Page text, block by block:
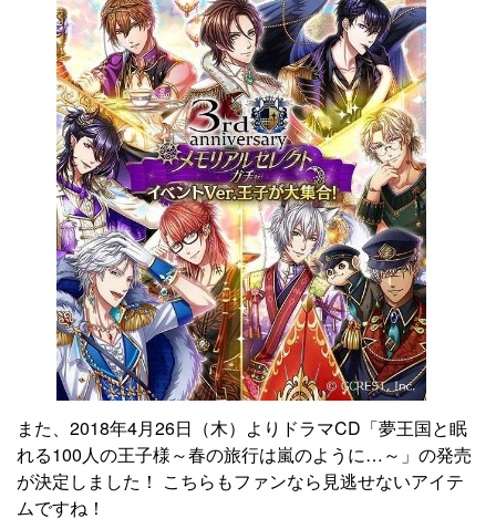
また、2018年4月26日（木）よりドラマCD「夢王国と眠
れる100人の王子様～春の旅行は嵐のように…～」の発売
が決定しました！ こちらもファンなら見逃せないアイテ
ムですね！